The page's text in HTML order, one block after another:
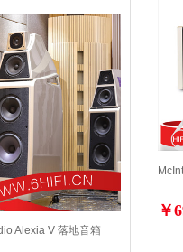
Alexia V 落地音箱
￥